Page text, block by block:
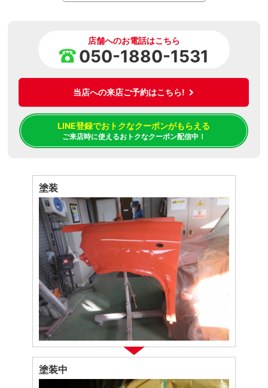
店舗へのお電話はこちら
050-1880-1531
当店への来店ご予約はこちら!
LINE登録でおトクなクーポンがもらえる
ご来店時に使えるおトクなクーポン配信中！
塗装
塗装中